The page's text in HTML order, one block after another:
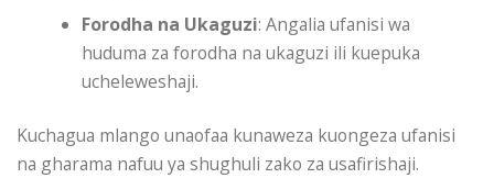
Forodha na Ukaguzi: Angalia ufanisi wa
huduma za forodha na ukaguzi ili kuepuka
ucheleweshaji.
Kuchagua mlango unaofaa kunaweza kuongeza ufanisi
na gharama nafuu ya shughuli zako za usafirishaji.